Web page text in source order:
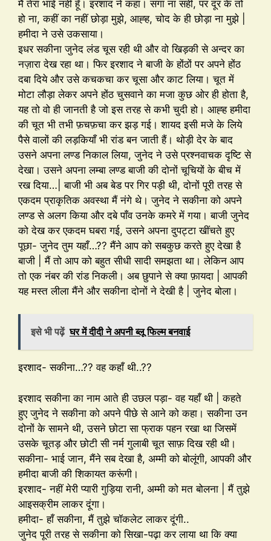
मैं तेरा भाई नहीं हूँ। इरशाद ने कहा। सगा ना सही, पर दूर के तो
हो ना, कहीं का नहीं छोड़ा मुझे, आह्ह, चोद के ही छोड़ा ना मुझे |
हमीदा ने उसे उकसाया।
इधर सकीना जुनेद लंड चूस रही थी और वो खिड़की से अन्दर का
नज़ारा देख रहा था। फिर इरशाद ने बाजी के होंठों पर अपने होंठ
दबा दिये और उसे कचकचा कर चूसा और काट लिया। चूत में
मोटा लौड़ा लेकर अपने होंठ चुसवाने का मजा कुछ ओर ही होता है,
यह तो वो ही जानती है जो इस तरह से कभी चुदी हो। आह्ह हमीदा
की चूत भी तभी फ़चफ़चा कर झड़ गई। शायद इसी मजे के लिये
पैसे वालों की लड़कियाँ भी रांड बन जाती हैं। थोड़ी देर के बाद
उसने अपना लण्ड निकाल लिया, जुनेद ने उसे प्रश्नवाचक दृष्टि से
देखा। उसने अपना लम्बा लण्ड बाजी की दोनों चूचियों के बीच में
रख दिया…| बाजी भी अब बेड पर गिर पड़ी थी, दोनों पूरी तरह से
एकदम प्राकृतिक अवस्था मैं नंगे थे। जुनेद ने सकीना को अपने
लण्ड से अलग किया और दबे पाँव उनके कमरे में गया। बाजी जुनेद
को देख कर एकदम घबरा गई, उसने अपना दुपट्टा खींचते हुए
पूछा- जुनेद तुम यहाँ…?? मैंने आप को सबकुछ करते हुए देखा है
बाजी | मैं तो आप को बहुत सीधी सादी समझता था। लेकिन आप
तो एक नंबर की रांड निकली। अब छुपाने से क्या फ़ायदा | आपकी
यह मस्त लीला मैंने और सकीना दोनों ने देखी है | जुनेद बोला।
इसे भी पढ़ें घर में दीदी ने अपनी ब्लू फिल्म बनवाई
इरशाद- सकीना…?? वह कहाँ थी..??
इरशाद सकीना का नाम आते ही उछल पड़ा- वह यहाँ थी | कहते
हुए जुनेद ने सकीना को अपने पीछे से आने को कहा। सकीना उन
दोनों के सामने थी, उसने छोटा सा फ्राक पहन रखा था जिसमें
उसके चूतड़ और छोटी सी नर्म गुलाबी चूत साफ़ दिख रही थी।
सकीना- भाई जान, मैंने सब देखा है, अम्मी को बोलूंगी, आपकी और
हमीदा बाजी की शिकायत करूंगी।
इरशाद- नहीं मेरी प्यारी गुड़िया रानी, अम्मी को मत बोलना | मैं तुझे
आइसक्रीम लाकर दूंगा।
हमीदा- हाँ सकीना, मैं तुझे चॉकलेट लाकर दूंगी..
जुनेद पूरी तरह से सकीना को सिखा-पढ़ा कर लाया था कि क्या